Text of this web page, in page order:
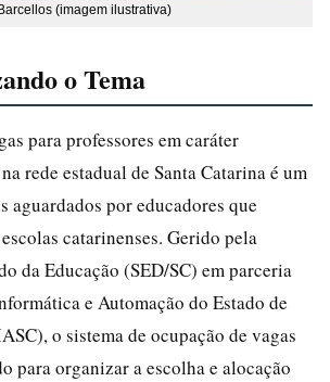
(imagem ilustrativa)
o Tema
para professores em caráter
rede estadual de Santa Catarina é um
aguardados por educadores que
catarinenses. Gerido pela
da Educação (SED/SC) em parceria
e Automação do Estado de
o sistema de ocupação de vagas
para organizar a escolha e alocação